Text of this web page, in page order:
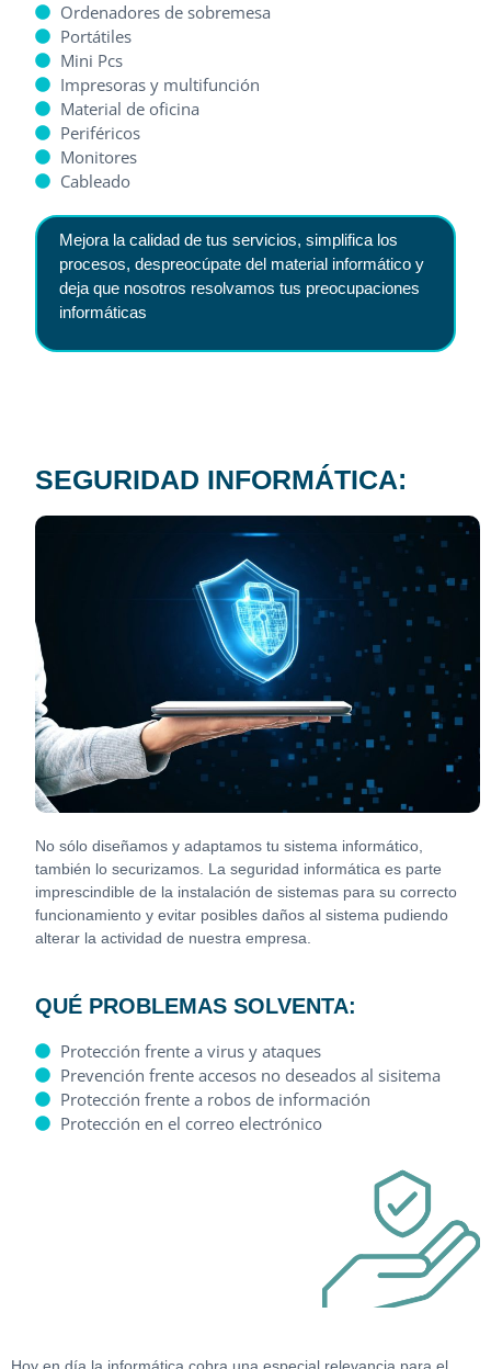
Ordenadores de sobremesa
Portátiles
Mini Pcs
Impresoras y multifunción
Material de oficina
Periféricos
Monitores
Cableado
Mejora la calidad de tus servicios, simplifica los
procesos, despreocúpate del material informático y
deja que nosotros resolvamos tus preocupaciones
informáticas
SEGURIDAD INFORMÁTICA:
No sólo diseñamos y adaptamos tu sistema informático,
también lo securizamos. La seguridad informática es parte
imprescindible de la instalación de sistemas para su correcto
funcionamiento y evitar posibles daños al sistema pudiendo
alterar la actividad de nuestra empresa.
QUÉ PROBLEMAS SOLVENTA:
Protección frente a virus y ataques
Prevención frente accesos no deseados al sisitema
Protección frente a robos de información
Protección en el correo electrónico
Hoy en día la informática cobra una especial relevancia para el